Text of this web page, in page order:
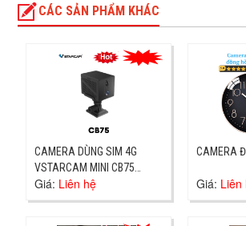
CÁC SẢN PHẨM KHÁC
CAMERA DÙNG SIM 4G
VSTARCAM MINI CB75
DÙNG SIM 4G
Giá: Liên hệ
CAMERA
Giá: Liên